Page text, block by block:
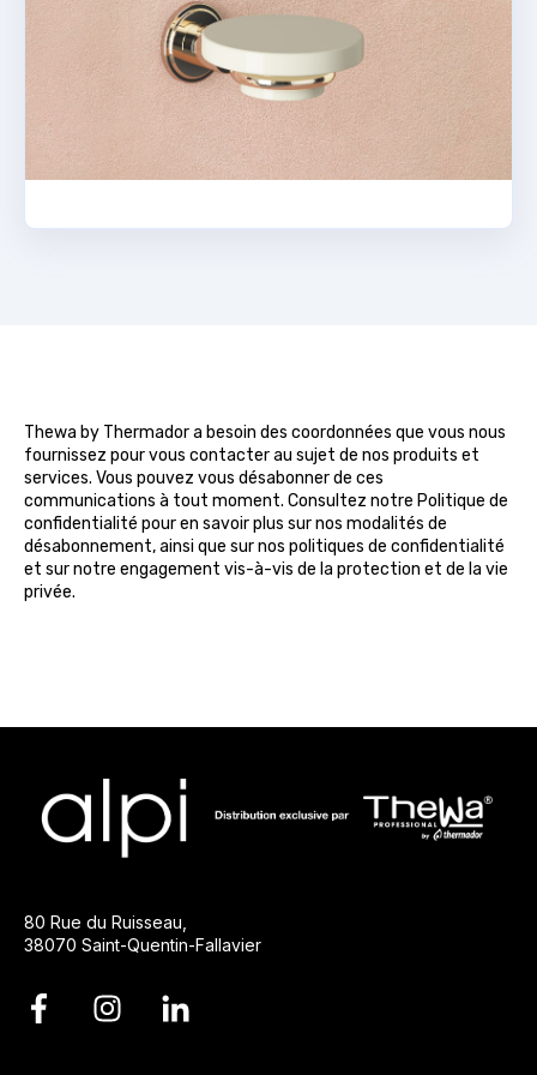
Thewa by Thermador a besoin des coordonnées que vous nous
fournissez pour vous contacter au sujet de nos produits et
services. Vous pouvez vous désabonner de ces
communications à tout moment. Consultez notre Politique de
confidentialité pour en savoir plus sur nos modalités de
désabonnement, ainsi que sur nos politiques de confidentialité
et sur notre engagement vis-à-vis de la protection et de la vie
privée.
80 Rue du Ruisseau,
38070 Saint-Quentin-Fallavier